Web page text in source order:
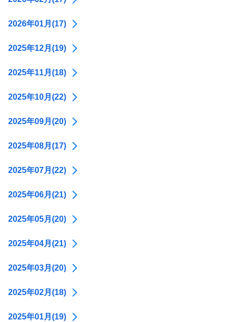
2026年01月(17)
2025年12月(19)
2025年11月(18)
2025年10月(22)
2025年09月(20)
2025年08月(17)
2025年07月(22)
2025年06月(21)
2025年05月(20)
2025年04月(21)
2025年03月(20)
2025年02月(18)
2025年01月(19)